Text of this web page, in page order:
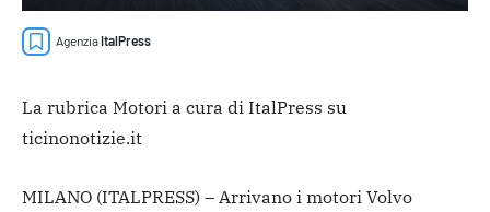
AgenziaItalPress
La rubrica Motori a cura di ItalPress su
ticinonotizie.it
MILANO (ITALPRESS) – Arrivano i motori Volvo